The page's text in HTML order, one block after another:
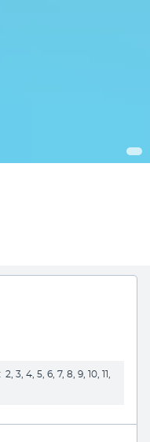
2, 3, 4, 5, 6, 7, 8, 9, 10, 11,